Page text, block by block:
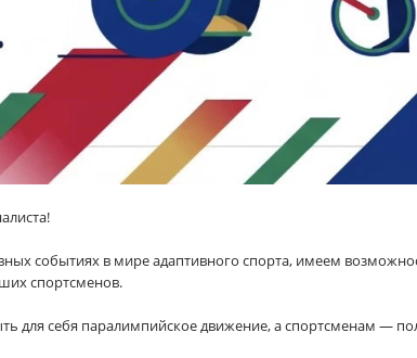
событиях в мире адаптивного спорта, имеем
спортсменов.
для себя паралимпийское движение, а спортсменам —